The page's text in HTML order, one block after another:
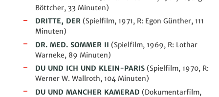
Böttcher, 33 Minuten)
DRITTE, DER (Spielfilm, 1971, R: Egon Günther, 111
Minuten)
DR. MED. SOMMER II (Spielfilm, 1969, R: Lothar
Warneke, 89 Minuten)
DU UND ICH UND KLEIN-PARIS (Spielfilm, 1970, R:
Werner W. Wallroth, 104 Minuten)
DU UND MANCHER KAMERAD (Dokumentarfilm,